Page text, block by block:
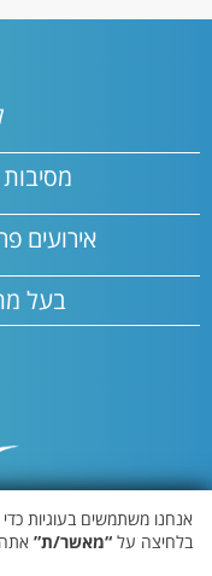
אנחנו משתמשים בעוגיות
בלחיצה על “מאשר/ת”
עדכני, סרטונים
מסיבות
אירועים
בעל